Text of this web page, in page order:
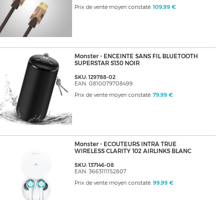
Prix de vente moyen constaté: 109,99 €
Monster - ENCEINTE SANS FIL BLUETOOTH
SUPERSTAR S130 NOIR
SKU: 129788-02
EAN: 0810079708499
Prix de vente moyen constaté: 79,99 €
Monster - ECOUTEURS INTRA TRUE
WIRELESS CLARITY 102 AIRLINKS BLANC
SKU: 137146-08
EAN: 3663111152807
Prix de vente moyen constaté: 99,99 €